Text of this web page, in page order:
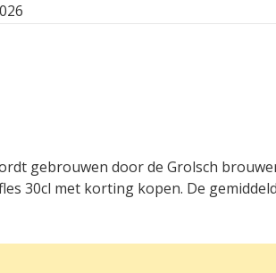
gebrouwen door de Grolsch
30cl met korting kopen. De